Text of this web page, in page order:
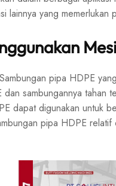
lainnya yang
Sambungan pipa HDPE
dan sambungannya tahan
dapat digunakan untuk
pipa HDPE